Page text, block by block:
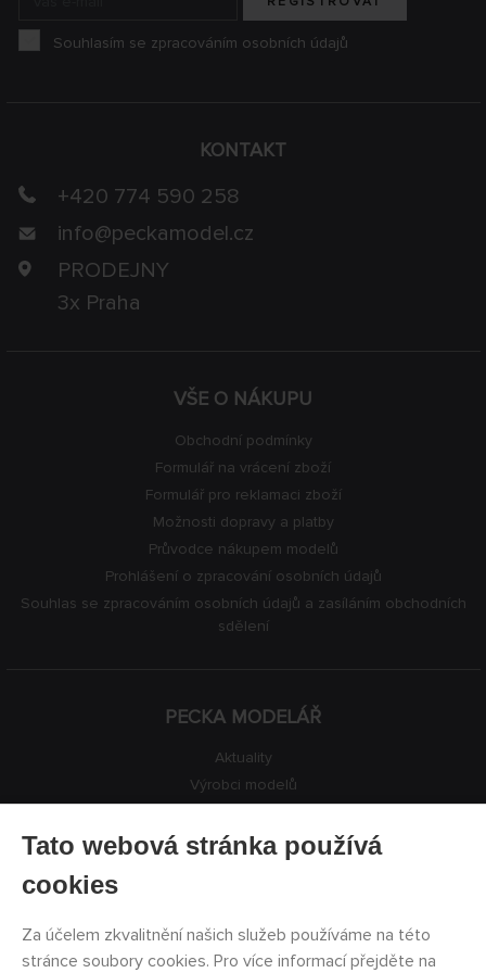
VŠE O NÁKUPU
Obchodní podmínky
Formulář na vrácení zboží
Formulář pro reklamaci zboží
Možnosti dopravy a platby
Průvodce nákupem modelů
Prohlášení o zpracování osobních údajů
Souhlas se zpracováním osobních údajů a zasíláním obchodních
sdělení
PECKA MODELÁŘ
Aktuality
Výrobci modelů
Kontakty
KONTAKT
+420 774 590 258
info@peckamodel.cz
PRODEJNY
3x Praha
Souhlasím se zpracováním osobních údajů
Tato webová stránka používá
cookies
Za účelem zkvalitnění našich služeb používáme na této
stránce soubory cookies. Pro více informací přejděte na